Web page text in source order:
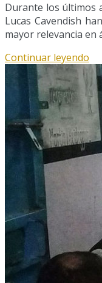
Durante los últimos
Lucas Cavendish
mayor relevancia
Continuar leyendo